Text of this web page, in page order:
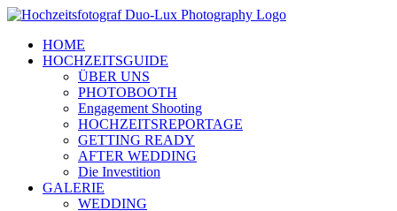
Zum
springenHOME
HOCHZEITSGUIDE
ÜBER UNS
PHOTOBOOTH
Engagement Shooting
HOCHZEITSREPORTAGE
GETTING READY
AFTER WEDDING
Die Investition
GALERIE
WEDDING